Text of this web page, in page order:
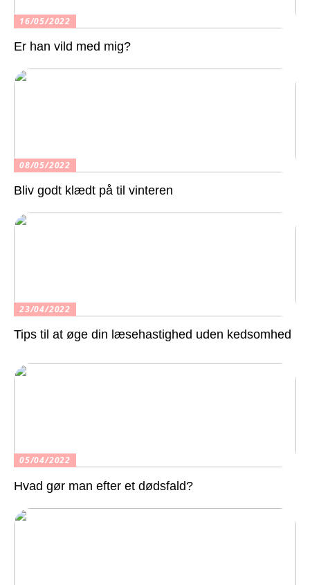
16/05/2022
Er han vild med mig?
08/05/2022
Bliv godt klædt på til vinteren
23/04/2022
Tips til at øge din læsehastighed uden kedsomhed
05/04/2022
Hvad gør man efter et dødsfald?